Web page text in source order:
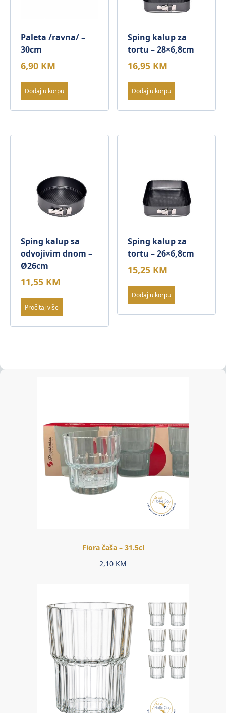
Paleta /ravna/ –
30cm
6,90 KM
Dodaj u korpu
Sping kalup za
tortu – 28×6,8cm
16,95 KM
Dodaj u korpu
Sping kalup sa
odvojivim dnom –
Ø26cm
11,55 KM
Pročitaj više
Sping kalup za
tortu – 26×6,8cm
15,25 KM
Dodaj u korpu
Fiora čaša – 31.5cl
2,10 KM